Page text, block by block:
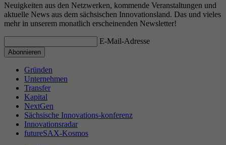
Neuigkeiten aus den Netzwerken, kommende Veranstaltungen und
aktuelle News aus dem sächsischen Innovationsland. Das und vieles
mehr in unserem monatlich erscheinenden Newsletter!
E-Mail-Adresse
Gründen
Unternehmen
Transfer
Kapital
NextGen
Sächsische Innovations-konferenz
Innovationsradar
futureSAX-Kosmos